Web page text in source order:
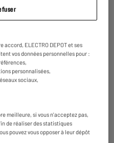
pour ordinateur SPIRIT
"
ELECTRO DEPOT et ses
vos données personnelles pour :
personnalisées,
sociaux,
meilleure, si vous n'acceptez pas,
de réaliser des statistiques
pouvez vous opposer à leur dépôt